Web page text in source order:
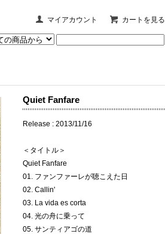
マイアカウント カートを見る
Quiet Fanfare
Release : 2013/11/16
＜タイトル＞
Quiet Fanfare
01. ファンファーレが聴こえた日
02. Callin'
03. La vida es corta
04. 光の舟に乗って
05. サンティアゴの道